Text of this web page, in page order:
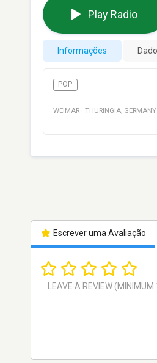
Play Radio
Informações
POP
WEIMAR · THURINGIA, GERMANY
Escrever uma Avaliação